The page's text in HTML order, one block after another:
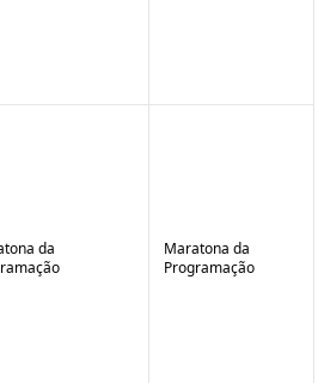
da
Maratona da
Programação